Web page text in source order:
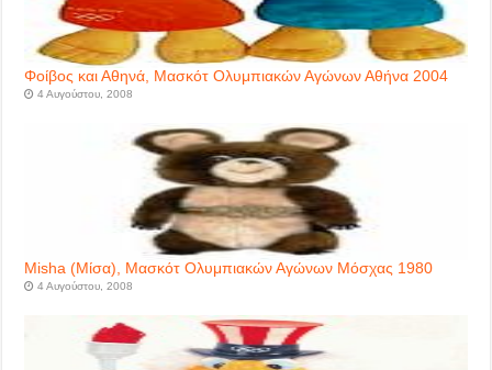
Φοίβος και Αθηνά, Μασκότ Ολυμπιακών Αγώνων Αθήνα 2004
4 Αυγούστου, 2008
Misha (Μίσα), Μασκότ Ολυμπιακών Αγώνων Μόσχας 1980
4 Αυγούστου, 2008